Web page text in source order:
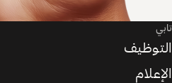
تابي
التوظيف
الإعلام